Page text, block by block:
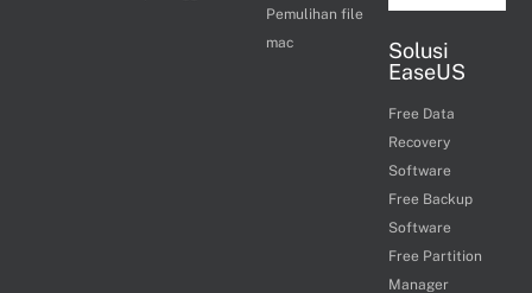
Pemulihan file
mac
Solusi
EaseUS
Free Data
Recovery
Software
Free Backup
Software
Free Partition
Manager